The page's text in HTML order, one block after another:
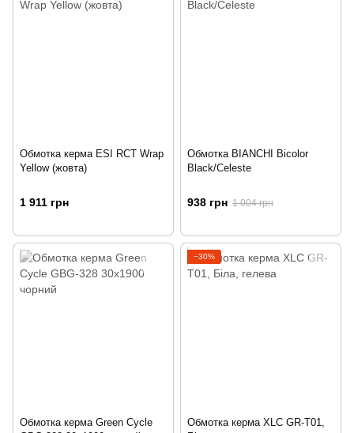
Обмотка керма ESI RCT Wrap
Yellow (жовта)
1 911 грн
Обмотка BIANCHI Bicolor
Black/Celeste
938 грн 1 004 грн
Обмотка керма Green Cycle
−30%
Обмотка керма XLC GR-T01,